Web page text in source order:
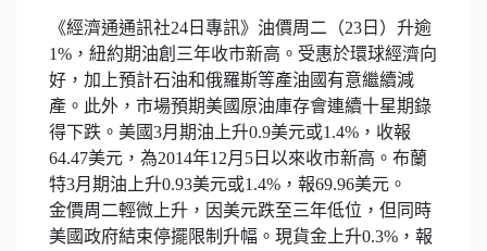
《經濟通通訊社24日專訊》油價周二（23日）升逾
1%，紐約期油創三年收市新高。受惠於環球經濟向
好，加上預計石油和俄羅斯等產油國有意繼續減
產。此外，市場預期美國原油庫存會連續十星期錄
得下跌。美國3月期油上升0.9美元或1.4%，收報
64.47美元，為2014年12月5日以來收市新高。布蘭
特3月期油上升0.93美元或1.4%，報69.96美元。
金價周二輕微上升，因美元跌至三年低位，但同時
美國政府結束停擺限制升幅。現貨金上升0.3%，報